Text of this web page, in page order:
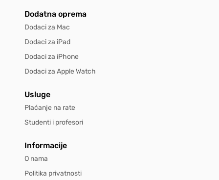
Dodatna oprema
Dodaci za Mac
Dodaci za iPad
Dodaci za iPhone
Dodaci za Apple Watch
Usluge
Plaćanje na rate
Studenti i profesori
Informacije
O nama
Politika privatnosti